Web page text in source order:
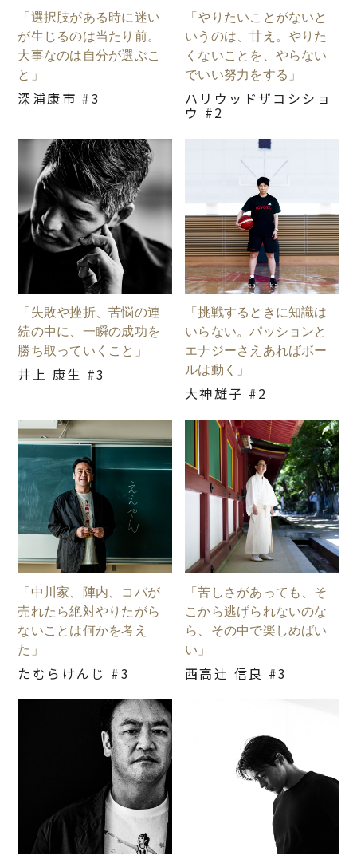
「選択肢がある時に迷い
が生じるのは当たり前。
大事なのは自分が選ぶこ
と」
深浦康市 #3
「やりたいことがないと
いうのは、甘え。やりた
くないことを、やらない
でいい努力をする」
ハリウッドザコシショ
ウ #2
「失敗や挫折、苦悩の連
続の中に、一瞬の成功を
勝ち取っていくこと」
井上 康生 #3
「挑戦するときに知識は
いらない。パッションと
エナジーさえあればボー
ルは動く」
大神雄子 #2
「中川家、陣内、コバが
売れたら絶対やりたがら
ないことは何かを考え
た」
たむらけんじ #3
「苦しさがあっても、そ
こから逃げられないのな
ら、その中で楽しめばい
い」
西高辻󠄀 信良 #3